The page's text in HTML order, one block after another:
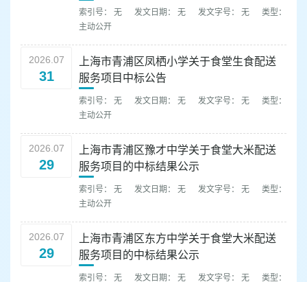
索引号： 无 发文日期： 无 发文字号： 无
类型：
主动公开
2026.07
31
上海市青浦区凤栖小学关于食堂生食配送
服务项目中标公告
索引号： 无 发文日期： 无 发文字号： 无
类型：
主动公开
2026.07
29
上海市青浦区豫才中学关于食堂大米配送
服务项目的中标结果公示
索引号： 无 发文日期： 无 发文字号： 无
类型：
主动公开
2026.07
29
上海市青浦区东方中学关于食堂大米配送
服务项目的中标结果公示
索引号： 无 发文日期： 无 发文字号： 无
类型：